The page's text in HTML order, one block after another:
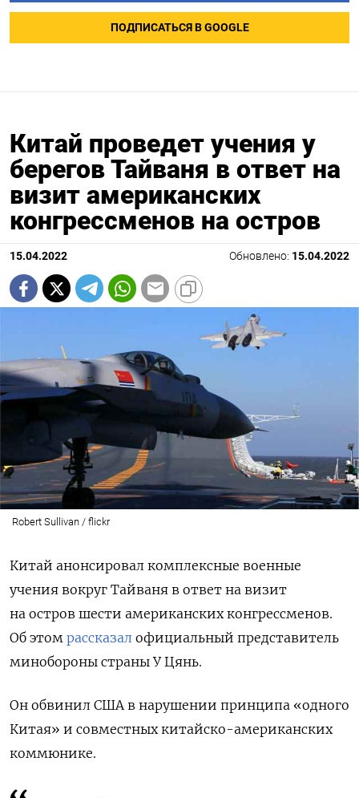
ПОДПИСАТЬСЯ В GOOGLE
Китай проведет учения у
берегов Тайваня в ответ на
визит американских
конгрессменов на остров
15.04.2022 Обновлено: 15.04.2022
Robert Sullivan / flickr
Китай анонсировал комплексные военные
учения вокруг Тайваня в ответ на визит
на остров шести американских конгрессменов.
Об этом рассказал официальный представитель
минобороны страны У Цянь.
Он обвинил США в нарушении принципа «одного
Китая» и совместных китайско-американских
коммюнике.